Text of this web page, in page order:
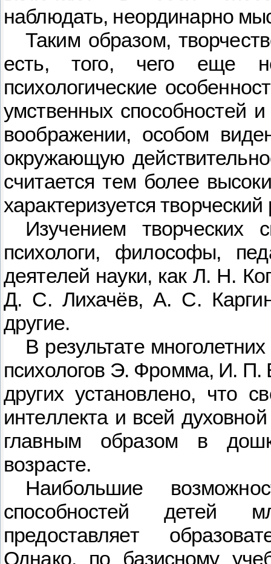
наблюдать, неординарно
Таким образом,
есть, того, чего еще
психологические
умственных способностей
воображении, особом
окружающую
считается тем более
характеризуется творческий
Изучением творческих
психологи, философы,
деятелей науки, как Л. Н.
Д. С. Лихачёв, А. С.
другие.
В результате
психологов Э. Фромма, И. П.
других установлено, что
интеллекта и всей
главным образом в
возрасте.
Наибольшие
способностей детей
предоставляет
Однако, по базисному